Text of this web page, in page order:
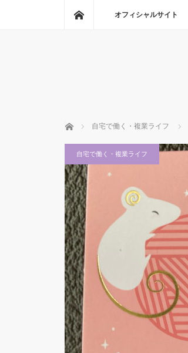
ホームオフィシャルサイト
ホーム 自宅で働く・複業ライフ
自宅で働く・複業ライフ